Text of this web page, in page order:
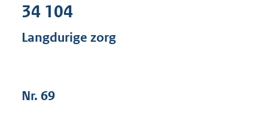
34 104
Langdurige zorg
Nr. 69